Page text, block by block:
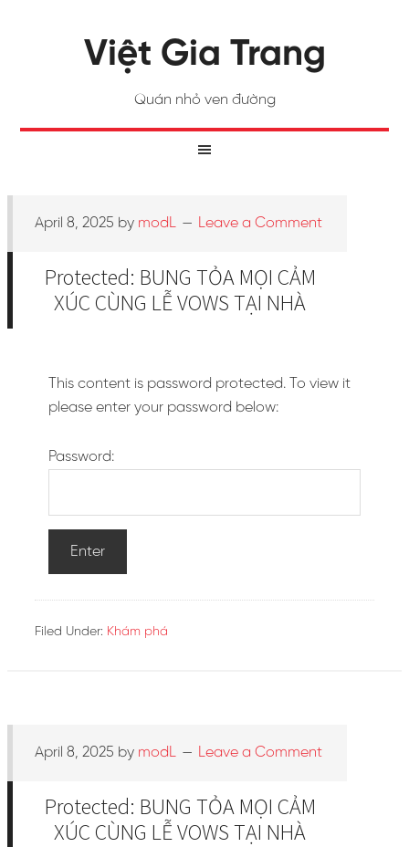
Việt Gia Trang
Quán nhỏ ven đường
April 8, 2025 by modL Leave a Comment
Protected: BUNG TỎA MỌI CẢM
XÚC CÙNG LỄ VOWS TẠI NHÀ
This content is password protected. To view it
please enter your password below:
Password:
Filed Under: Khám phá
April 8, 2025 by modL Leave a Comment
Protected: BUNG TỎA MỌI CẢM
XÚC CÙNG LỄ VOWS TẠI NHÀ